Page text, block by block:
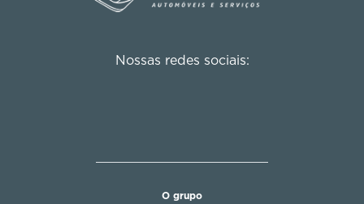
Nossas redes sociais:
O grupo